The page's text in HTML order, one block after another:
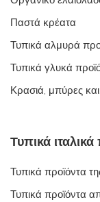
Παστά κρέατα
Τυπικά αλμυρά
Τυπικά γλυκά
Κρασιά, μπύρες
Τυπικά
Τυπικά προϊόντα
Τυπικά προϊόντα